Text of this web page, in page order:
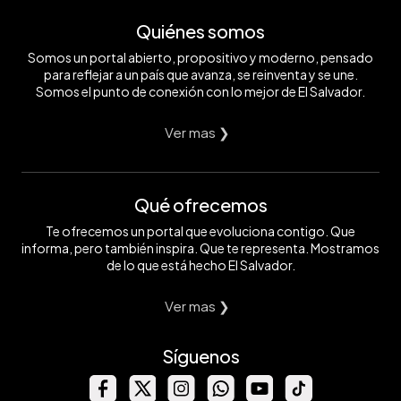
Quiénes somos
Somos un portal abierto, propositivo y moderno, pensado
para reflejar a un país que avanza, se reinventa y se une.
Somos el punto de conexión con lo mejor de El Salvador.
Ver mas ❯
Qué ofrecemos
Te ofrecemos un portal que evoluciona contigo. Que
informa, pero también inspira. Que te representa. Mostramos
de lo que está hecho El Salvador.
Ver mas ❯
Síguenos